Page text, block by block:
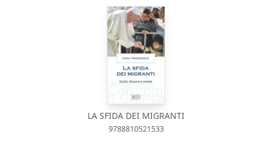
LA SFIDA DEI MIGRANTI
9788810521533